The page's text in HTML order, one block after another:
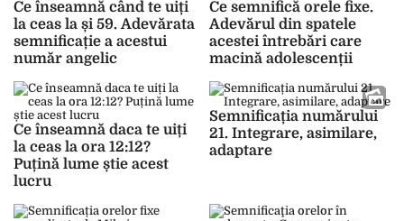
Ce înseamnă când te uiți
la ceas la și 59. Adevărata
semnificație a acestui
număr angelic
Ce semnifică orele fixe.
Adevărul din spatele
acestei întrebări care
macină adolescenții
Ce înseamnă daca te uiți
la ceas la ora 12:12?
Puțină lume știe acest
lucru
Semnificația numărului
21. Integrare, asimilare,
adaptare